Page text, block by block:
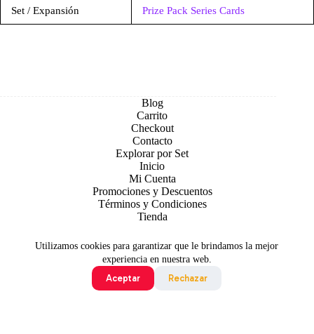
Utilizamos cookies para garantizar que le brindamos la mejor
experiencia en nuestra web.
Aceptar
Rechazar
Set / Expansión Prize Pack Series Cards
Blog
Carrito
Checkout
Contacto
Explorar por Set
Inicio
Mi Cuenta
Promociones y Descuentos
Términos y Condiciones
Tienda
Todo contenido original es sujeto de Copyright © 2026 TCG